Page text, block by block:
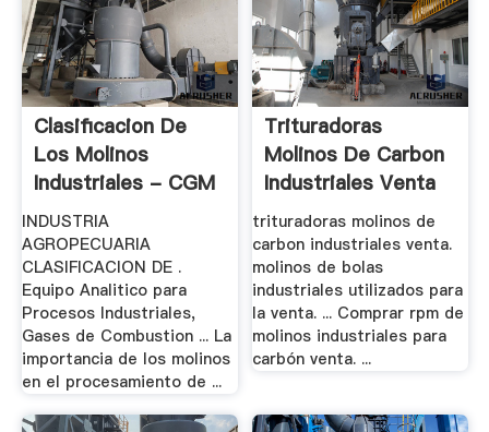
Clasificacion De
Los Molinos
Industriales - CGM
.
INDUSTRIA
AGROPECUARIA
CLASIFICACION DE .
Equipo Analitico para
Procesos Industriales,
Gases de Combustion ... La
importancia de los molinos
en el procesamiento de ...
Trituradoras
Molinos De Carbon
Industriales Venta
trituradoras molinos de
carbon industriales venta.
molinos de bolas
industriales utilizados para
la venta. ... Comprar rpm de
molinos industriales para
carbón venta. ...